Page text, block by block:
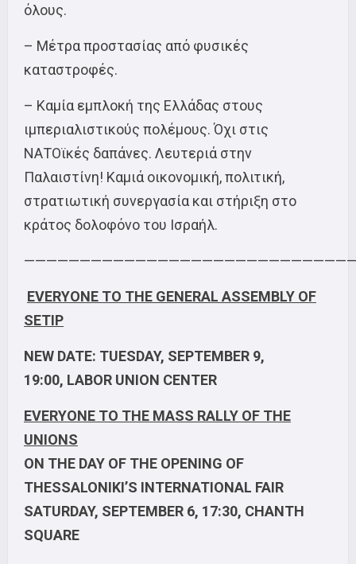
όλους.
– Μέτρα προστασίας από φυσικές
καταστροφές.
– Καμία εμπλοκή της Ελλάδας στους
ιμπεριαλιστικούς πολέμους. Όχι στις
ΝΑΤΟϊκές δαπάνες. Λευτεριά στην
Παλαιστίνη! Καμιά οικονομική, πολιτική,
στρατιωτική συνεργασία και στήριξη στο
κράτος δολοφόνο του Ισραήλ.
EVERYONE TO THE GENERAL ASSEMBLY OF
SETIP
NEW DATE: TUESDAY, SEPTEMBER 9,
19:00, LABOR UNION CENTER
EVERYONE TO THE MASS RALLY OF THE
UNIONS
ON THE DAY OF THE OPENING OF
THESSALONIKI’S INTERNATIONAL FAIR
SATURDAY, SEPTEMBER 6, 17:30, CHANTH
SQUARE